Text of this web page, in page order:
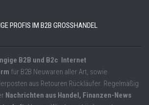
PROFIS IM B2B GROSSHANDEL
B2B und B2c Internet
für B2B Neuwaren aller Art, sowie
aus Retouren Rückläufer. Regelmäßig
Nachrichten aus Handel, Finanzen-News